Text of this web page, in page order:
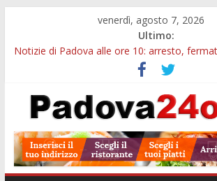
venerdì, agosto 7, 2026
Ultimo:
Notizie di Padova alle ore 10: arresto,
Notizie di Padova alle ore 23:
Limena e progetto Cool Shop
Bando sicurezza urbana Veneto: 650mila
Sicurezza esodo estivo Padova: più controlli
e treni
Bonus trasporto pubblico Veneto: 200 euro